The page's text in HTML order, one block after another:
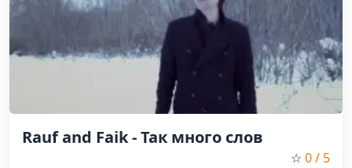
Rauf and Faik - Так много слов
☆ 0/ 5